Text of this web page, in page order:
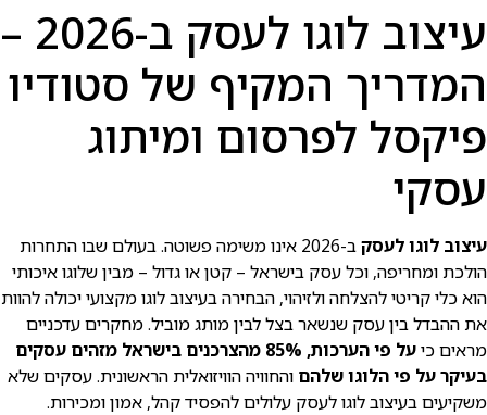
עיצוב לוגו לעסק ב-2026 –
המדריך המקיף של סטודיו
פיקסל לפרסום ומיתוג
עסקי
עיצוב לוגו לעסק
ב-2026 אינו משימה פשוטה. בעולם שבו התחרות
הולכת ומחריפה, וכל עסק בישראל – קטן או גדול – מבין שלוגו איכותי
הוא כלי קריטי להצלחה ולזיהוי, הבחירה בעיצוב לוגו מקצועי יכולה להוות
את ההבדל בין עסק שנשאר בצל לבין מותג מוביל. מחקרים עדכניים
מראים כי
על פי הערכות, 85% מהצרכנים בישראל מזהים עסקים
בעיקר על פי הלוגו שלהם והחוויה הוויזואלית הראשונית. עסקים שלא
משקיעים בעיצוב לוגו לעסק עלולים להפסיד קהל, אמון ומכירות.